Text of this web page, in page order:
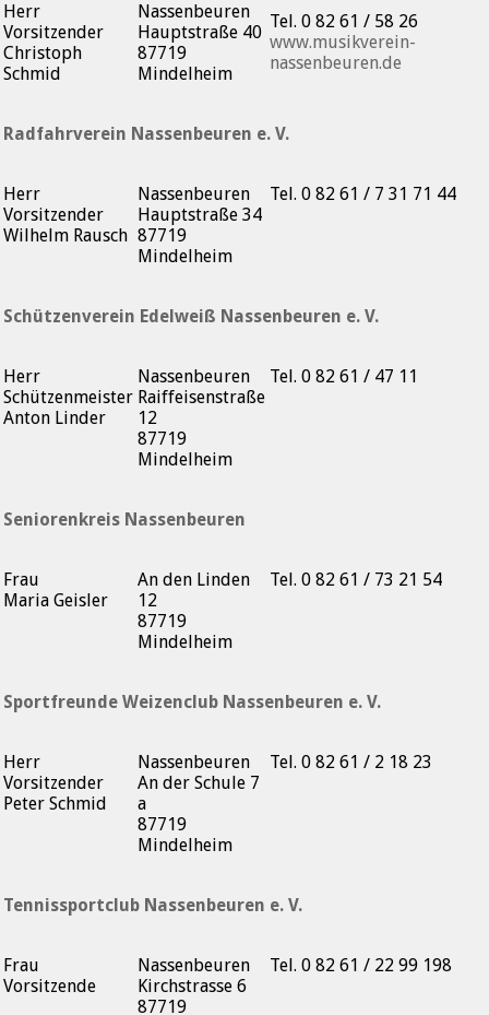
Herr
Vorsitzender
Christoph
Schmid
Nassenbeuren
Hauptstraße 40
87719
Mindelheim
Tel. 0 82 61 / 58 26
www.musikverein-
nassenbeuren.de
Radfahrverein Nassenbeuren e. V.
Herr
Vorsitzender
Wilhelm Rausch
Nassenbeuren
Hauptstraße 34
87719
Mindelheim
Tel. 0 82 61 / 7 31 71 44
Schützenverein Edelweiß Nassenbeuren e. V.
Herr
Schützenmeister
Anton Linder
Nassenbeuren
Raiffeisenstraße
12
87719
Mindelheim
Tel. 0 82 61 / 47 11
Seniorenkreis Nassenbeuren
Frau
Maria Geisler
An den Linden
12
87719
Mindelheim
Tel. 0 82 61 / 73 21 54
Sportfreunde Weizenclub Nassenbeuren e. V.
Herr
Vorsitzender
Peter Schmid
Nassenbeuren
An der Schule 7
a
87719
Mindelheim
Tel. 0 82 61 / 2 18 23
Tennissportclub Nassenbeuren e. V.
Frau
Vorsitzende
Nassenbeuren
Kirchstrasse 6
87719
Tel. 0 82 61 / 22 99 198